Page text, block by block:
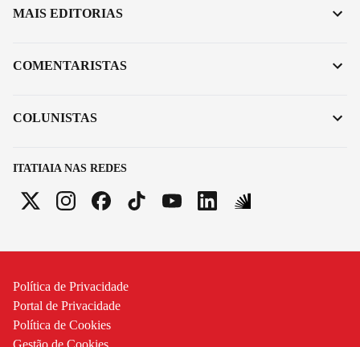
ITATIAIA NAS REDES
MAIS EDITORIAS
COMENTARISTAS
COLUNISTAS
Política de Privacidade
Portal de Privacidade
Política de Cookies
Gestão de Cookies